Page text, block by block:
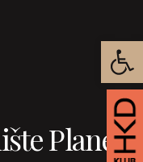
Planet